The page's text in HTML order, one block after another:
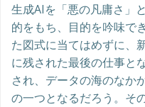
生成AIを「悪の凡庸さ」
的をもち、目的を吟味で
た図式に当てはめずに、
に残された最後の仕事と
され、データの海のなか
の一つとなるだろう。そ